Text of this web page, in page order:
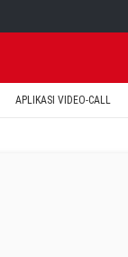
APLIKASI VIDEO-CALL